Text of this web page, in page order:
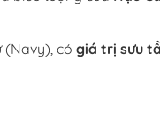
(Navy), có giá trị sưu